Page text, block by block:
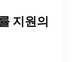
지원의